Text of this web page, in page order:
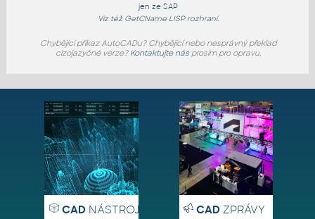
jen ze SAP
Viz též GetCNameLISP rozhraní.
Chybějící příkaz AutoCADu? Chybějící nebo nesprávný překlad
cizojazyčné verze? Kontaktujte násprosím pro opravu.
CADNÁSTROJE CADZPRÁVY